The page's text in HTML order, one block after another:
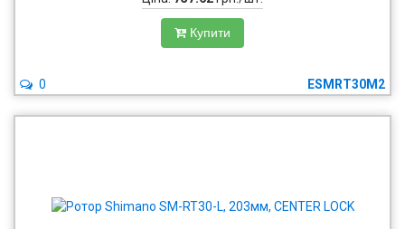
Купити
ESMRT30M2
0